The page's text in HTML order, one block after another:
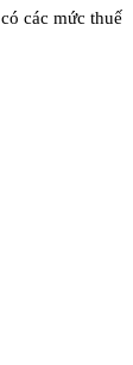
các mức thuế